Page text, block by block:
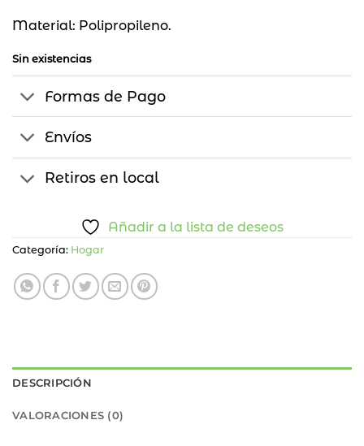
Material: Polipropileno.
Sin existencias
Formas de Pago
Envíos
Retiros en local
Añadir a la lista de deseos
Categoría: Hogar
DESCRIPCIÓN
VALORACIONES (0)